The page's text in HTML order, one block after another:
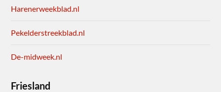
Harenerweekblad.nl
Pekelderstreekblad.nl
De-midweek.nl
Friesland